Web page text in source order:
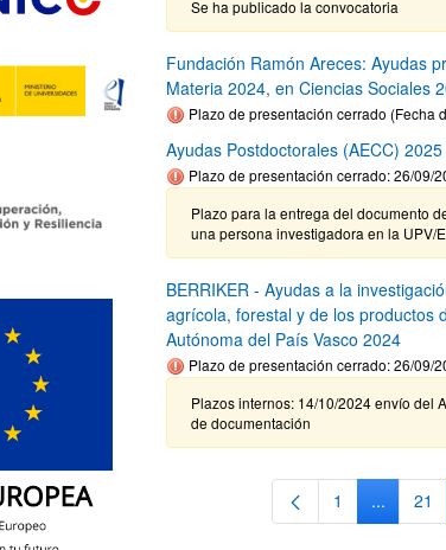
Se ha publicado la convocatoria
Fundación Ramón Areces: Ayudas
Materia 2024, en Ciencias Sociales
Plazo de presentación cerrado (Fecha
Ayudas Postdoctorales (AECC) 2025
Plazo de presentación cerrado: 26/09/
Plazo para la entrega del documento
una persona investigadora en la UPV/
BERRIKER - Ayudas a la
agrícola, forestal y de los productos
Autónoma del País Vasco 2024
Plazo de presentación cerrado: 26/09/
Plazos internos: 14/10/2024 envío del
de documentación
Página
1 ...Páginas
21